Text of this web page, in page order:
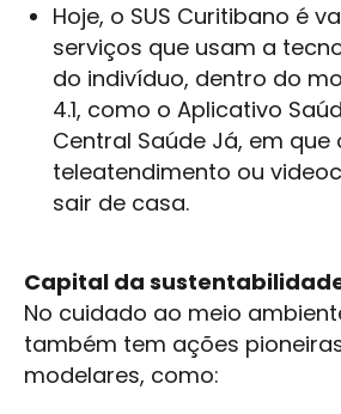
Hoje, o SUS Curitibano é
serviços que usam a
do indivíduo, dentro do
4.1, como o Aplicativo
Central Saúde Já, em que
teleatendimento ou
sair de casa.
Capital da
No cuidado ao meio
também tem ações
modelares, como: